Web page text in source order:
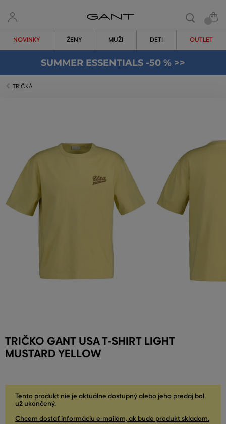
NOVINKY ŽENY MUŽI DETI OUTLET
SUMMER ESSENTIALS -50 % >>
TRIČKÁ
TRIČKO GANT USA T-SHIRT LIGHT
MUSTARD YELLOW
Tento produkt nie je aktuálne dostupný alebo jeho predaj bol
už ukončený.
Chcem dostať informáciu e-mailom, ak bude produkt skladom.